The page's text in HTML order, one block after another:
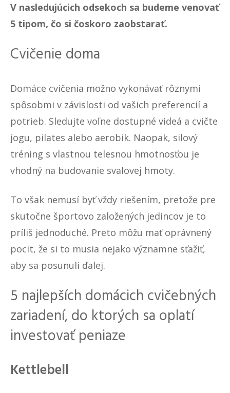
V nasledujúcich odsekoch sa budeme venovať
5 tipom, čo si čoskoro zaobstarať.
Cvičenie doma
Domáce cvičenia možno vykonávať rôznymi
spôsobmi v závislosti od vašich preferencií a
potrieb. Sledujte voľne dostupné videá a cvičte
jogu, pilates alebo aerobik. Naopak, silový
tréning s vlastnou telesnou hmotnosťou je
vhodný na budovanie svalovej hmoty.
To však nemusí byť vždy riešením, pretože pre
skutočne športovo založených jedincov je to
príliš jednoduché. Preto môžu mať oprávnený
pocit, že si to musia nejako významne sťažiť,
aby sa posunuli ďalej.
5 najlepších domácich cvičebných
zariadení, do ktorých sa oplatí
investovať peniaze
Kettlebell